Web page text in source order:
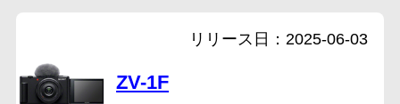
ZV-1F
2025-06-03